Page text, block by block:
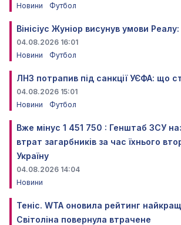
Новини
Футбол
Вінісіус Жуніор висунув умови
04.08.2026 16:01
Новини
Футбол
ЛНЗ потрапив під санкції УЄФА: що
04.08.2026 15:01
Новини
Футбол
Вже мінус 1 451 750 : Генштаб ЗСУ
втрат загарбників за час їхнього
Україну
04.08.2026 14:04
Новини
Теніс. WTA оновила рейтинг
Світоліна повернула втрачене